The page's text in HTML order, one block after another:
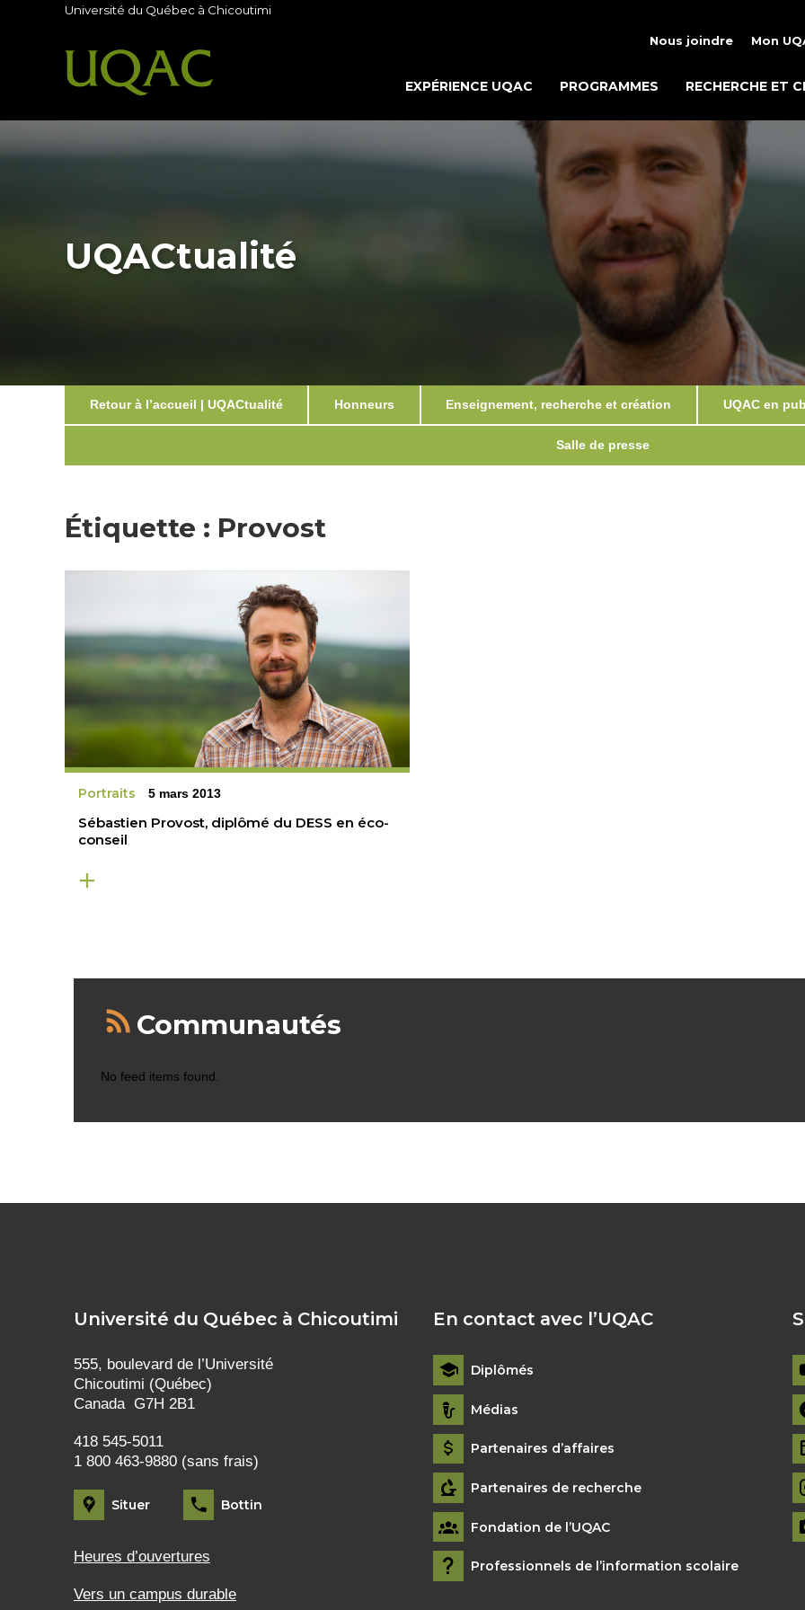
Université du Québec à Chicoutimi
Nous joindre Mon
EXPÉRIENCE UQAC PROGRAMMES RECHERCHE ET
UQACtualité
Retour à l’accueil | UQACtualité Honneurs Enseignement, recherche et création UQAC en
Salle de presse
Étiquette : Provost
Portraits 5 mars 2013
Sébastien Provost, diplômé du DESS en éco-
conseil
Communautés
No feed items found.
Université du Québec à Chicoutimi
555, boulevard de l’Université
Chicoutimi (Québec)
Canada G7H 2B1
418 545-5011
1 800 463-9880 (sans frais)
Situer Bottin
Heures d’ouvertures
Vers un campus durable
En contact avec l’UQAC
Diplômés
Médias
Partenaires d’affaires
Partenaires de recherche
Fondation de l’UQAC
Professionnels de l’information scolaire